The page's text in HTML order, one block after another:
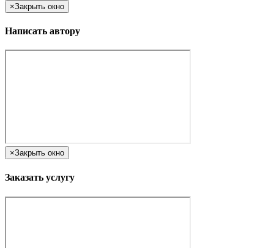
×Закрыть окно
Написать автору
×Закрыть окно
Заказать услугу